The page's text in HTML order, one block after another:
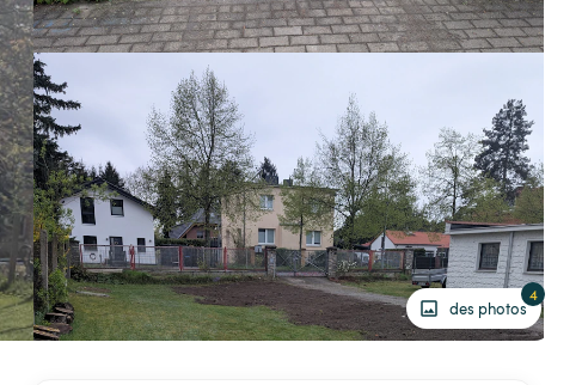
des photos
4